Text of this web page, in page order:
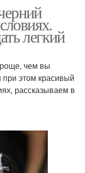
легкий
чем вы
при этом красивый
рассказываем в